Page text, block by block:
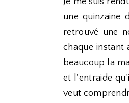
une quinzaine
retrouvé une
chaque instant
beaucoup la
et l'entraide
veut